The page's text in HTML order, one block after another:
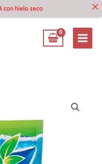
con hielo seco